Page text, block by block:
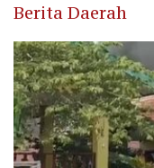
Berita Daerah